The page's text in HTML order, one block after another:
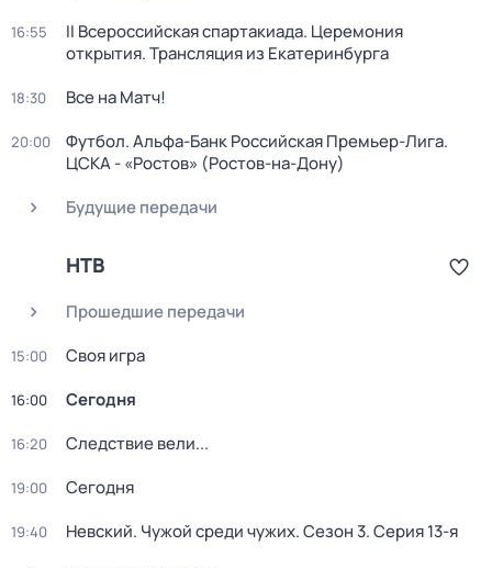
16:55
II Всероссийская спартакиада. Церемония
открытия. Трансляция из Екатеринбурга
18:30 Все на Матч!
20:00
Футбол. Альфа-Банк Российская Премьер-Лига.
ЦСКА - «Ростов» (Ростов-на-Дону)
Будущие передачи
НТВ
Прошедшие передачи
15:00 Своя игра
16:00 Сегодня
16:20 Следствие вели...
19:00 Сегодня
19:40 Невский. Чужой среди чужих. Сезон 3. Серия 13-я